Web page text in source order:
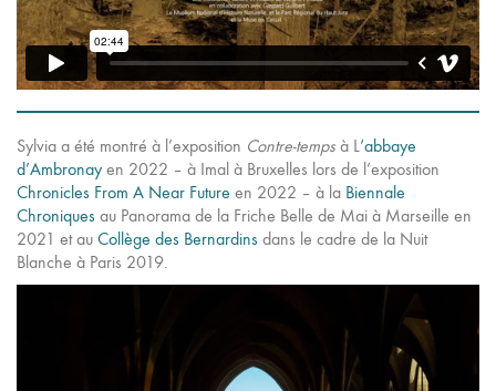
Sylvia a été montré à l’exposition Contre-temps à L‘abbaye
d’Ambronay en 2022 – à Imal à Bruxelles lors de l’exposition
Chronicles From A Near Future en 2022 – à la Biennale
Chroniques au Panorama de la Friche Belle de Mai à Marseille en
2021 et au Collège des Bernardins dans le cadre de la Nuit
Blanche à Paris 2019.